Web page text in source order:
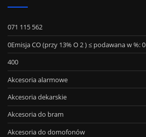
071 115 562
0Emisja CO (przy 13% O 2 ) ≤ podawana w %: 0
400
Akcesoria alarmowe
Akcesoria dekarskie
Akcesoria do bram
Akcesoria do domofonów